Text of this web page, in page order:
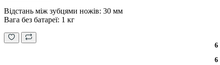
6
6
6
6
6
6
6
6
Відстань між зубцями ножів: 30 мм
Вага без батареї: 1 кг
6
6